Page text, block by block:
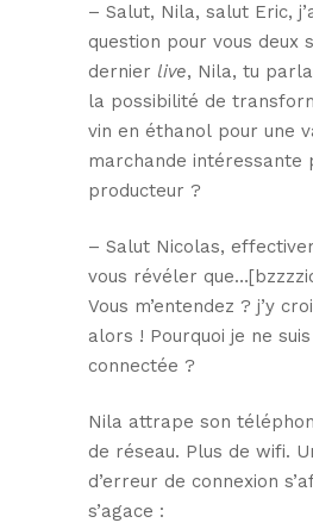
– Salut, Nila, salut Eric,
question pour vous deux
dernier live, Nila, tu
la possibilité de
vin en éthanol pour une
marchande intéressante
producteur ?
– Salut Nicolas,
vous révéler
Vous m’entendez ? j’y
alors ! Pourquoi je ne
connectée ?
Nila attrape son
de réseau. Plus de wifi.
d’erreur de connexion
s’agace :